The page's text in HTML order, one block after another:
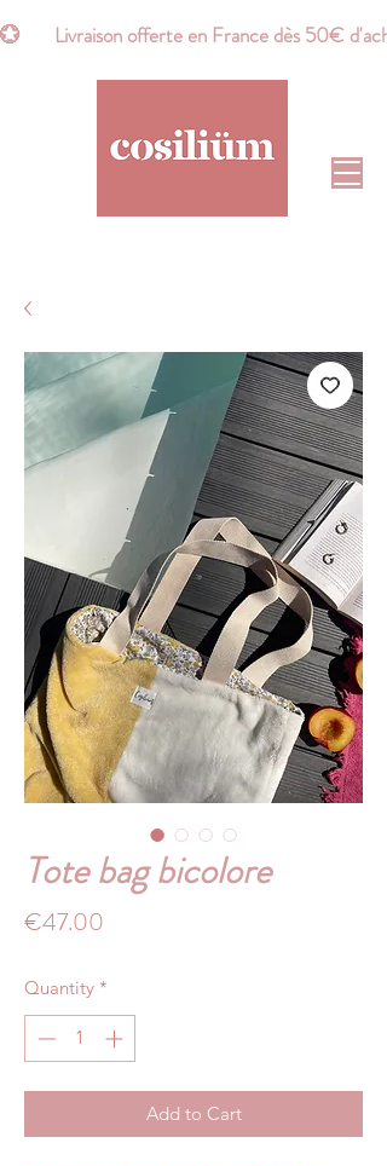
💮       Livraison offerte en France dès 50€
Tote bag bicolore
€47.00
Quantity *
Add to Cart